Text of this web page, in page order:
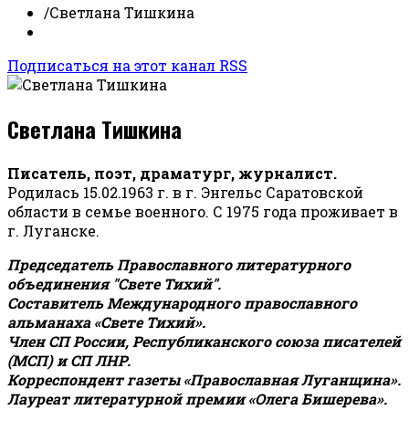
/Светлана Тишкина
Подписаться на этот канал RSS
Светлана Тишкина
Писатель, поэт, драматург, журналист.
Родилась 15.02.1963 г. в г. Энгельс Саратовской
области в семье военного. С 1975 года проживает в
г. Луганске.
Председатель Православного литературного
объединения "Свете Тихий".
Составитель Международного православного
альманаха «Свете Тихий».
Член СП России, Республиканского союза писателей
(МСП) и СП ЛНР.
Корреспондент газеты «Православная Луганщина».
Лауреат литературной премии «Олега Бишерева».